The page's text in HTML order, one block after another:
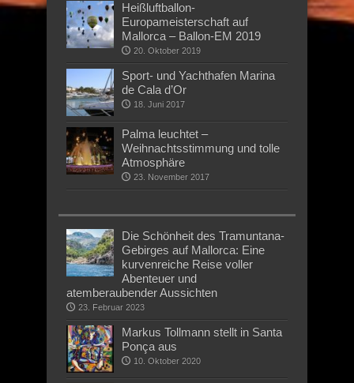
Heißluftballon-
Europameisterschaft auf
Mallorca – Ballon-EM 2019
20. Oktober 2019
Sport- und Yachthafen Marina
de Cala d’Or
18. Juni 2017
Palma leuchtet –
Weihnachtsstimmung und tolle
Atmosphäre
23. November 2017
Die Schönheit des Tramuntana-
Gebirges auf Mallorca: Eine
kurvenreiche Reise voller
Abenteuer und
atemberaubender Aussichten
23. Februar 2023
Markus Tollmann stellt in Santa
Ponça aus
10. Oktober 2020